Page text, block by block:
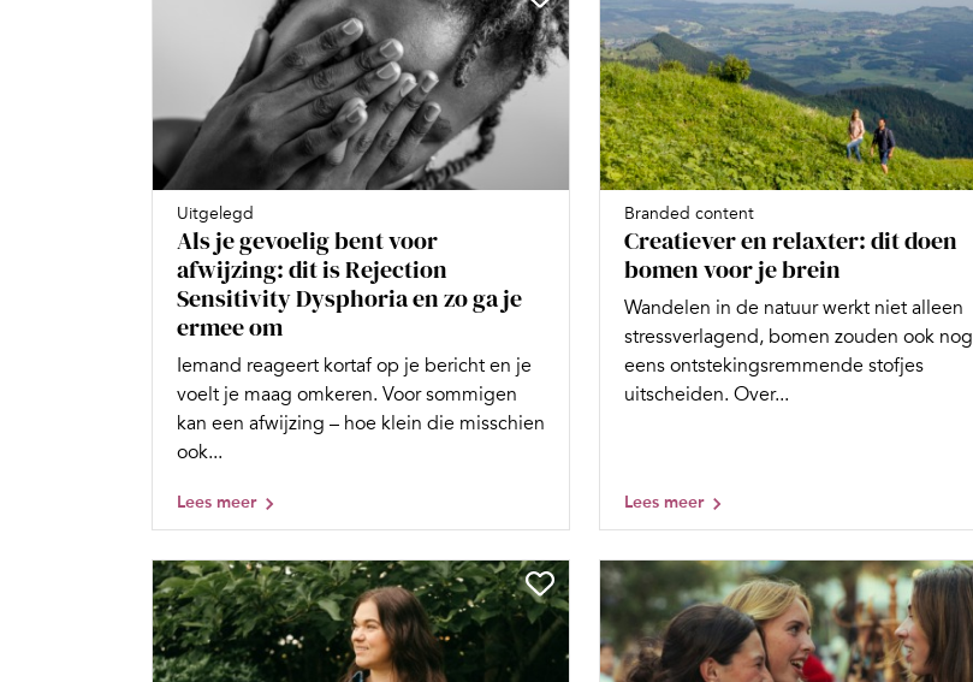
Uitgelegd
Als je gevoelig bent voor
afwijzing: dit is Rejection
Sensitivity Dysphoria en zo ga je
ermee om
Iemand reageert kortaf op je bericht en je
voelt je maag omkeren. Voor sommigen
kan een afwijzing – hoe klein die misschien
ook...
Lees meer
Branded content
Creatiever en relaxter: dit doen
bomen voor je brein
Wandelen in de natuur werkt niet alleen
stressverlagend, bomen zouden ook nog
eens ontstekingsremmende stofjes
uitscheiden. Over...
Lees meer